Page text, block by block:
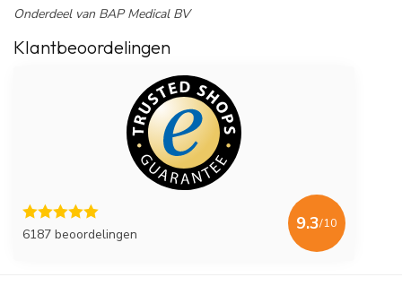
Onderdeel van BAP Medical BV
Klantbeoordelingen
6187 beoordelingen
9.3/10